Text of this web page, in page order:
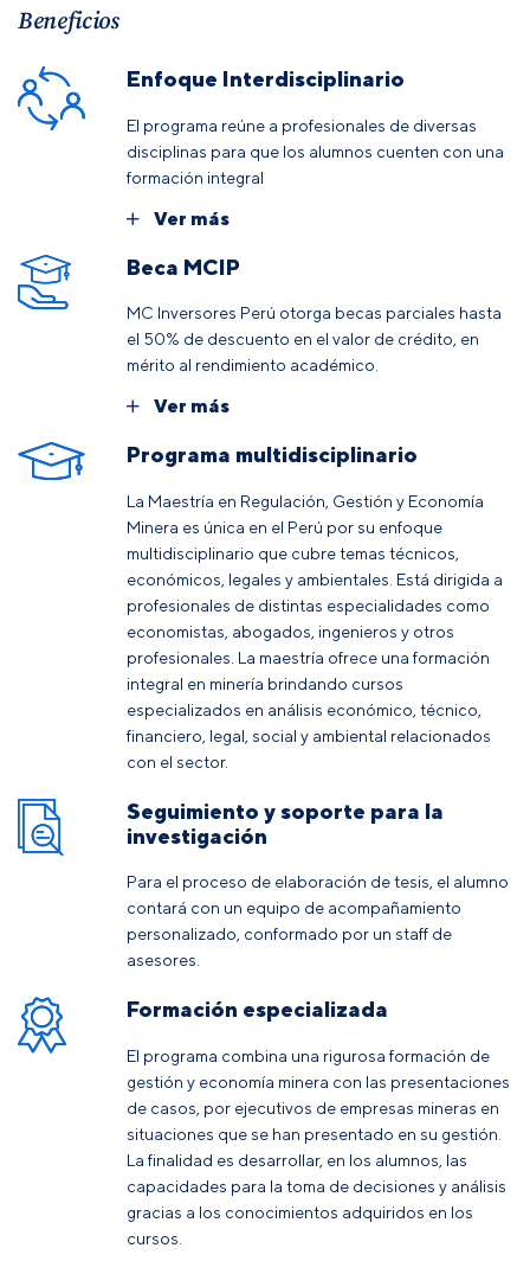
Beneficios
Enfoque Interdisciplinario
El programa reúne a profesionales de diversas
disciplinas para que los alumnos cuenten con una
formación integral
Ver más
Beca MCIP
MC Inversores Perú otorga becas parciales hasta
el 50% de descuento en el valor de crédito, en
mérito al rendimiento académico.
Ver más
Programa multidisciplinario
La Maestría en Regulación, Gestión y Economía
Minera es única en el Perú por su enfoque
multidisciplinario que cubre temas técnicos,
económicos, legales y ambientales. Está dirigida a
profesionales de distintas especialidades como
economistas, abogados, ingenieros y otros
profesionales. La maestría ofrece una formación
integral en minería brindando cursos
especializados en análisis económico, técnico,
financiero, legal, social y ambiental relacionados
con el sector.
Seguimiento y soporte para la
investigación
Para el proceso de elaboración de tesis, el alumno
contará con un equipo de acompañamiento
personalizado, conformado por un staff de
asesores.
Formación especializada
El programa combina una rigurosa formación de
gestión y economía minera con las presentaciones
de casos, por ejecutivos de empresas mineras en
situaciones que se han presentado en su gestión.
La finalidad es desarrollar, en los alumnos, las
capacidades para la toma de decisiones y análisis
gracias a los conocimientos adquiridos en los
cursos.